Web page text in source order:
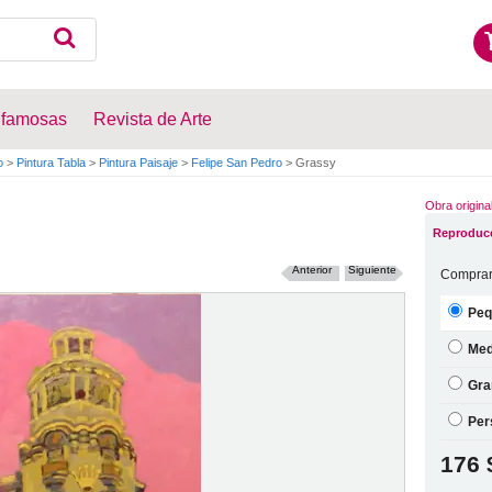
Revista de Arte
> Pintura Tabla > Pintura Paisaje > Felipe San Pedro > Grassy
Siguiente
Anterior
Obra
176